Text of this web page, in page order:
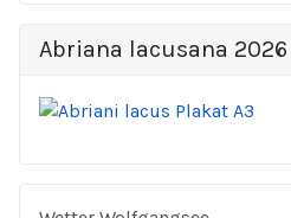
Abriana lacusana 2026